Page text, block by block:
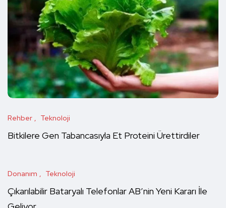
Rehber Teknoloji
Bitkilere Gen Tabancasıyla Et Proteini Ürettirdiler
Donanım Teknoloji
Çıkarılabilir Bataryalı Telefonlar AB’nin Yeni Kararı İle